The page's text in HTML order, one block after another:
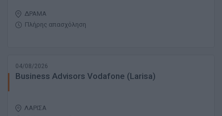
ΔΡΑΜΑ
Πλήρης απασχόληση
04/08/2026
Business Advisors Vodafone (Larisa)
ΛΑΡΙΣΑ